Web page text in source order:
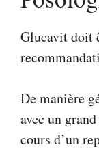
Glucavit doit
De manière
avec un
cours d’un